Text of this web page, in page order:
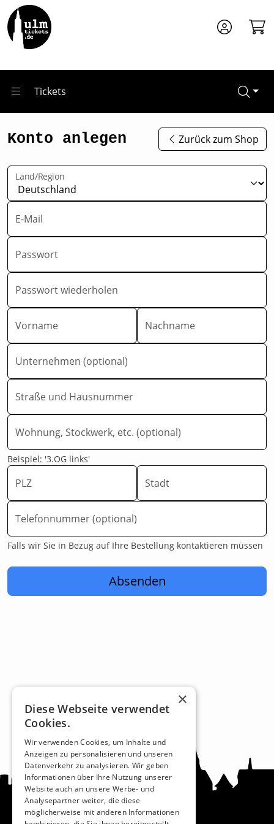
Zum Hauptinhalt springen
Tickets
Konto anlegen Zurück zum Shop
Land/Region
E-Mail
Passwort
Passwort wiederholen
Vorname Nachname
Unternehmen (optional)
Straße und Hausnummer
Wohnung, Stockwerk, etc. (optional)
Beispiel: '3.OG links'
PLZ Stadt
Telefonnummer (optional)
Falls wir Sie in Bezug auf Ihre Bestellung kontaktieren müssen
Absenden
×
Diese Webseite verwendet
Cookies.
Wir verwenden Cookies, um Inhalte und
Anzeigen zu personalisieren und unseren
Datenverkehr zu analysieren. Wir geben
Informationen über Ihre Nutzung unserer
Website auch an unsere Werbe- und
Analysepartner weiter, die diese
möglicherweise mit anderen Informationen